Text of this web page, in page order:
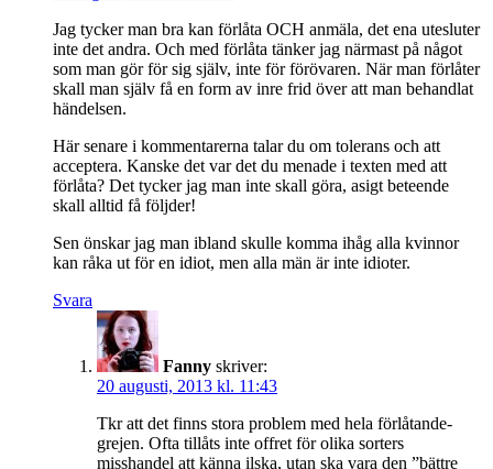
Jag tycker man bra kan förlåta OCH anmäla, det ena utesluter
inte det andra. Och med förlåta tänker jag närmast på något
som man gör för sig själv, inte för förövaren. När man förlåter
skall man själv få en form av inre frid över att man behandlat
händelsen.
Här senare i kommentarerna talar du om tolerans och att
acceptera. Kanske det var det du menade i texten med att
förlåta? Det tycker jag man inte skall göra, asigt beteende
skall alltid få följder!
Sen önskar jag man ibland skulle komma ihåg alla kvinnor
kan råka ut för en idiot, men alla män är inte idioter.
Svara
Fanny skriver:
20 augusti, 2013 kl. 11:43
Tkr att det finns stora problem med hela förlåtande-
grejen. Ofta tillåts inte offret för olika sorters
misshandel att känna ilska, utan ska vara den ”bättre